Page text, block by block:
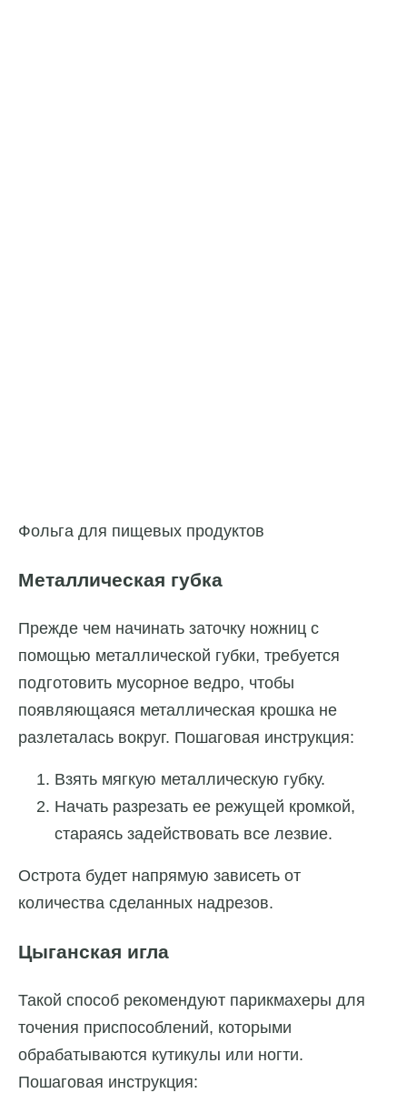
Фольга для пищевых продуктов
Металлическая губка
Прежде чем начинать заточку ножниц с
помощью металлической губки, требуется
подготовить мусорное ведро, чтобы
появляющаяся металлическая крошка не
разлеталась вокруг. Пошаговая инструкция:
Взять мягкую металлическую губку.
Начать разрезать ее режущей кромкой,
стараясь задействовать все лезвие.
Острота будет напрямую зависеть от
количества сделанных надрезов.
Цыганская игла
Такой способ рекомендуют парикмахеры для
точения приспособлений, которыми
обрабатываются кутикулы или ногти.
Пошаговая инструкция: